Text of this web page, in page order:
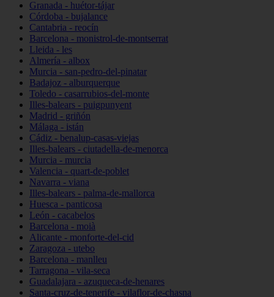
Granada - huétor-tájar
Córdoba - bujalance
Cantabria - reocín
Barcelona - monistrol-de-montserrat
Lleida - les
Almería - albox
Murcia - san-pedro-del-pinatar
Badajoz - alburquerque
Toledo - casarrubios-del-monte
Illes-balears - puigpunyent
Madrid - griñón
Málaga - istán
Cádiz - benalup-casas-viejas
Illes-balears - ciutadella-de-menorca
Murcia - murcia
Valencia - quart-de-poblet
Navarra - viana
Illes-balears - palma-de-mallorca
Huesca - panticosa
León - cacabelos
Barcelona - moià
Alicante - monforte-del-cid
Zaragoza - utebo
Barcelona - manlleu
Tarragona - vila-seca
Guadalajara - azuqueca-de-henares
Santa-cruz-de-tenerife - vilaflor-de-chasna